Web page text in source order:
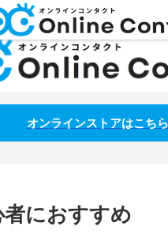
要のコンタクトレンズ通販オンライン
オンラインストアはこちら
者におすすめ